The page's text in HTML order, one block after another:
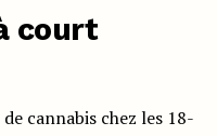
court
cannabis chez les 18-